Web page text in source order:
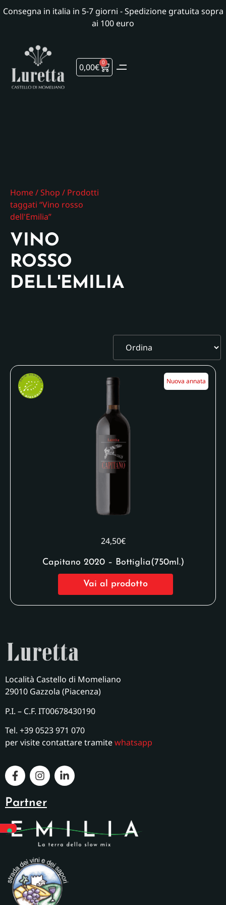
Consegna in italia in 5-7 giorni - Spedizione gratuita sopra
ai 100 euro
0,00€ 0
Home/Shop / Prodotti
taggati “Vino rosso
dell'Emilia”
VINO
ROSSO
DELL'EMILIA
Nuova annata
24,50€
Capitano 2020 – Bottiglia(750ml.)
Vai al prodotto
Località Castello di Momeliano
29010 Gazzola (Piacenza)
P.I. – C.F. IT00678430190
Tel. +39 0523 971 070
per visite contattare tramitewhatsapp
Partner